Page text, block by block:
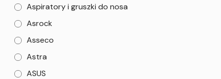
Aspiratory i gruszki do nosa
Asrock
Asseco
Astra
ASUS